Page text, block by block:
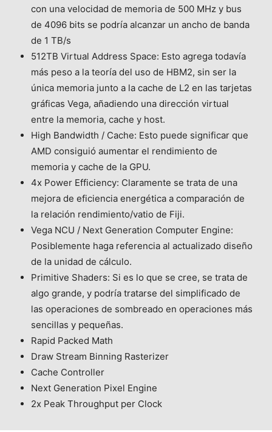
con una velocidad de memoria de 500 MHz y bus
de 4096 bits se podría alcanzar un ancho de banda
de 1 TB/s
512TB Virtual Address Space: Esto agrega todavía
más peso a la teoría del uso de HBM2, sin ser la
única memoria junto a la cache de L2 en las tarjetas
gráficas Vega, añadiendo una dirección virtual
entre la memoria, cache y host.
High Bandwidth / Cache: Esto puede significar que
AMD consiguió aumentar el rendimiento de
memoria y cache de la GPU.
4x Power Efficiency: Claramente se trata de una
mejora de eficiencia energética a comparación de
la relación rendimiento/vatio de Fiji.
Vega NCU / Next Generation Computer Engine:
Posiblemente haga referencia al actualizado diseño
de la unidad de cálculo.
Primitive Shaders: Si es lo que se cree, se trata de
algo grande, y podría tratarse del simplificado de
las operaciones de sombreado en operaciones más
sencillas y pequeñas.
Rapid Packed Math
Draw Stream Binning Rasterizer
Cache Controller
Next Generation Pixel Engine
2x Peak Throughput per Clock